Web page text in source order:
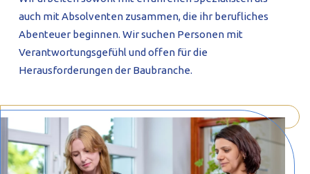
auch mit Absolventen zusammen, die ihr berufliches
Abenteuer beginnen. Wir suchen Personen mit
Verantwortungsgefühl und offen für die
Herausforderungen der Baubranche.